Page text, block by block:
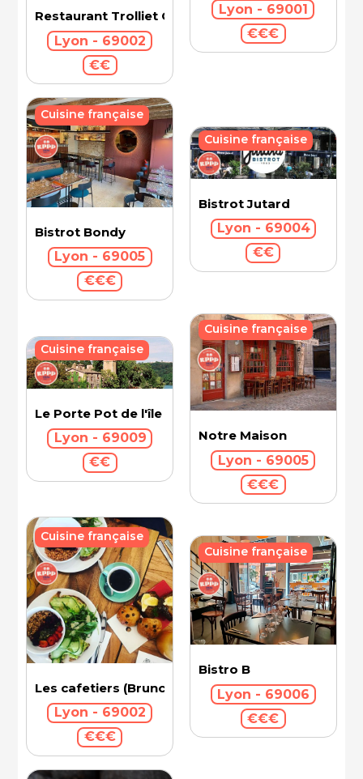
Restaurant Trolliet Grand Hotel Dieu
Lyon - 69002
€€
Lyon - 69001
€€€
Bistrot Bondy
Lyon - 69005
€€€
Cuisine française
Bistrot Jutard
Lyon - 69004
€€
Cuisine française
Le Porte Pot de l'île Barbe
Lyon - 69009
€€
Cuisine française
Notre Maison
Lyon - 69005
€€€
Cuisine française
Les cafetiers (Brunch)
Lyon - 69002
€€€
Cuisine française
Bistro B
Lyon - 69006
€€€
Cuisine française